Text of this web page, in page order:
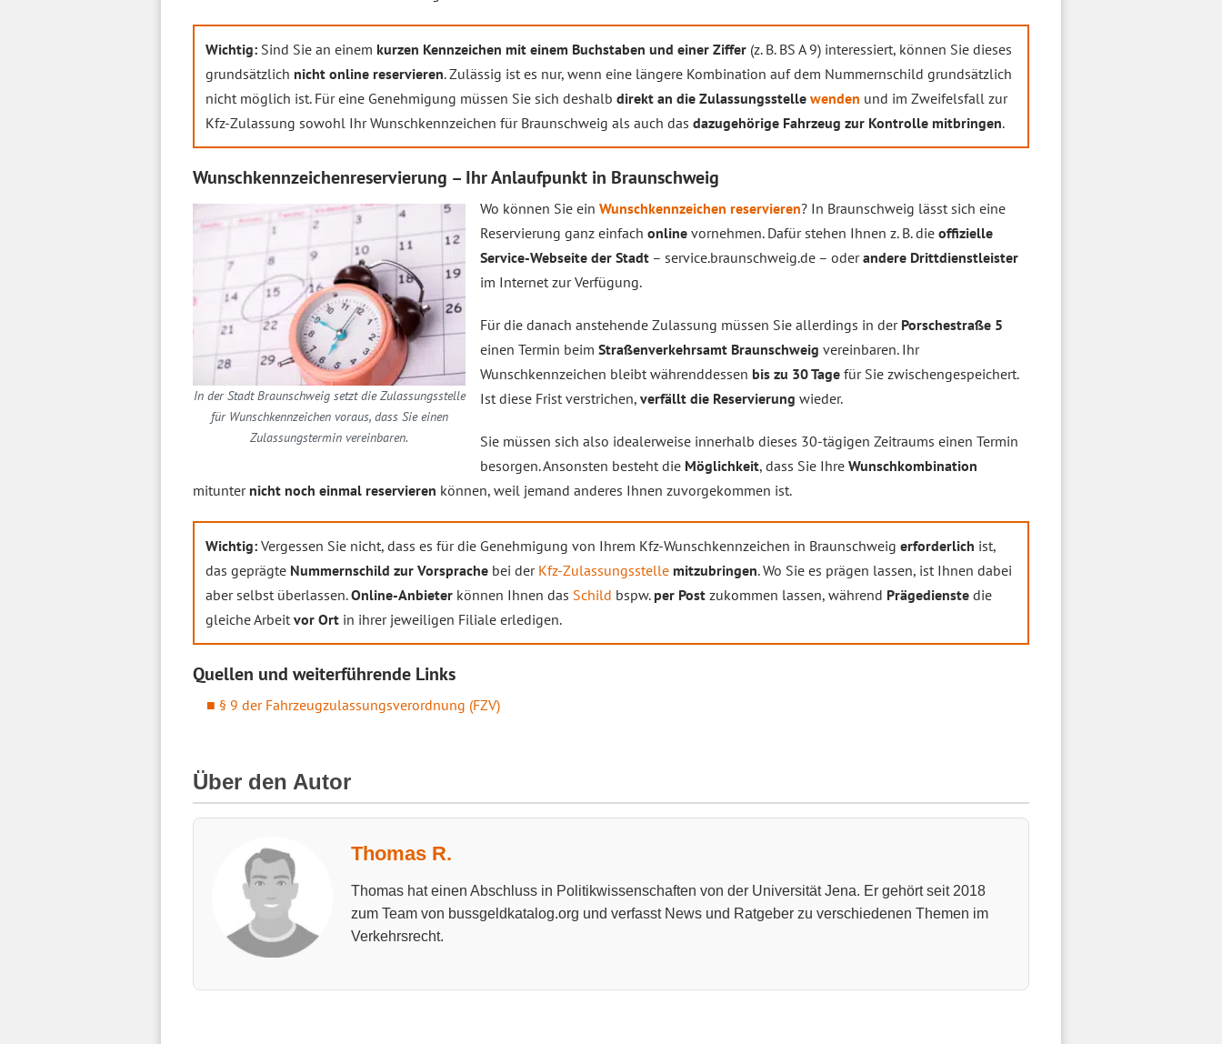
Wichtig: Sind Sie an einem kurzen Kennzeichen mit einem Buchstaben und einer Ziffer (z. B. BS A 9) interessiert, können Sie dieses
grundsätzlich nicht online reservieren. Zulässig ist es nur, wenn eine längere Kombination auf dem Nummernschild grundsätzlich
nicht möglich ist. Für eine Genehmigung müssen Sie sich deshalb direkt an die Zulassungsstelle wenden und im Zweifelsfall zur
Kfz-Zulassung sowohl Ihr Wunschkennzeichen für Braunschweig als auch das dazugehörige Fahrzeug zur Kontrolle mitbringen.
Wunschkennzeichenreservierung – Ihr Anlaufpunkt in Braunschweig
In der Stadt Braunschweig setzt die Zulassungsstelle
für Wunschkennzeichen voraus, dass Sie einen
Zulassungstermin vereinbaren.
Wo können Sie ein Wunschkennzeichen reservieren? In Braunschweig lässt sich eine
Reservierung ganz einfach online vornehmen. Dafür stehen Ihnen z. B. die offizielle
Service-Webseite der Stadt – service.braunschweig.de – oderandere Drittdienstleister
im Internet zur Verfügung.
Für die danach anstehende Zulassung müssen Sie allerdings in der Porschestraße 5
einen Termin beim Straßenverkehrsamt Braunschweig vereinbaren. Ihr
Wunschkennzeichen bleibt währenddessen bis zu 30 Tage für Sie zwischengespeichert.
Ist diese Frist verstrichen, verfällt die Reservierung wieder.
Sie müssen sich also idealerweise innerhalb dieses 30-tägigen Zeitraums einen Termin
besorgen. Ansonsten besteht die Möglichkeit, dass Sie Ihre Wunschkombination
mitunter nicht noch einmal reservieren können, weil jemand anderes Ihnen zuvorgekommen ist.
Wichtig: Vergessen Sie nicht, dass es für die Genehmigung von Ihrem Kfz-Wunschkennzeichen in Braunschweig erforderlich ist,
das geprägte Nummernschild zur Vorsprache bei der Kfz-Zulassungsstelle mitzubringen. Wo Sie es prägen lassen, ist Ihnen dabei
aber selbst überlassen.Online-Anbieter können Ihnen das Schild bspw. per Post zukommen lassen, während Prägedienste die
gleiche Arbeit vor Ort in ihrer jeweiligen Filiale erledigen.
Quellen und weiterführende Links
§ 9 der Fahrzeugzulassungsverordnung (FZV)
Über den Autor
Thomas R.
Thomas hat einen Abschluss in Politikwissenschaften von der Universität Jena. Er gehört seit 2018
zum Team von bussgeldkatalog.org und verfasst News und Ratgeber zu verschiedenen Themen im
Verkehrsrecht.